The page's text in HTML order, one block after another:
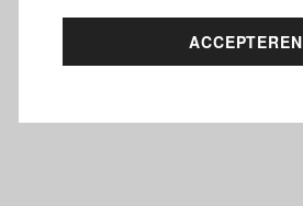
ACCEPTEREN